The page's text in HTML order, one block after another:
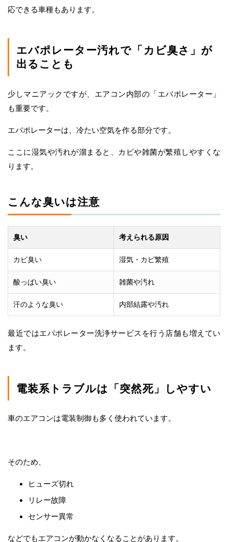
応できる車種もあります。
エバポレーター汚れで「カビ臭さ」が
出ることも
少しマニアックですが、エアコン内部の「エバポレーター」
も重要です。
エバポレーターは、冷たい空気を作る部分です。
ここに湿気や汚れが溜まると、カビや雑菌が繁殖しやすくな
ります。
こんな臭いは注意
臭い 考えられる原因
カビ臭い 湿気・カビ繁殖
酸っぱい臭い 雑菌や汚れ
汗のような臭い 内部結露や汚れ
最近ではエバポレーター洗浄サービスを行う店舗も増えてい
ます。
電装系トラブルは「突然死」しやすい
車のエアコンは電装制御も多く使われています。
そのため、
ヒューズ切れ
リレー故障
センサー異常
などでもエアコンが動かなくなることがあります。